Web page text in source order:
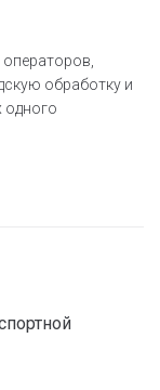
операторов,
обработку и
одного